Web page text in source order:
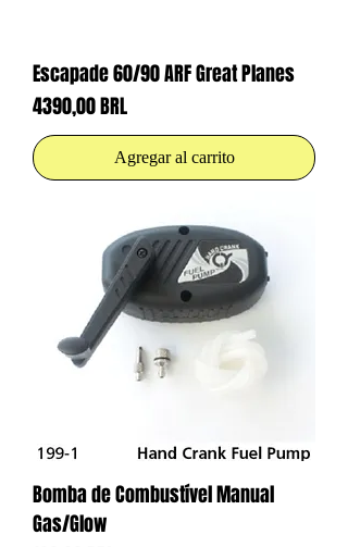
Escapade 60/90 ARF Great Planes
Precio
4390,00 BRL
Agregar al carrito
Bomba de Combustível Manual
Gas/Glow